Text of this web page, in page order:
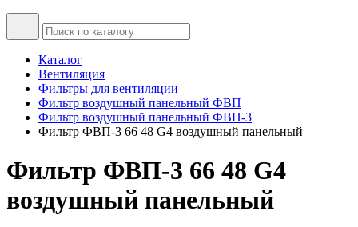
Каталог
Вентиляция
Фильтры для вентиляции
Фильтр воздушный панельный ФВП
Фильтр воздушный панельный ФВП-3
Фильтр ФВП-3 66 48 G4 воздушный панельный
Фильтр ФВП-3 66 48 G4
воздушный панельный